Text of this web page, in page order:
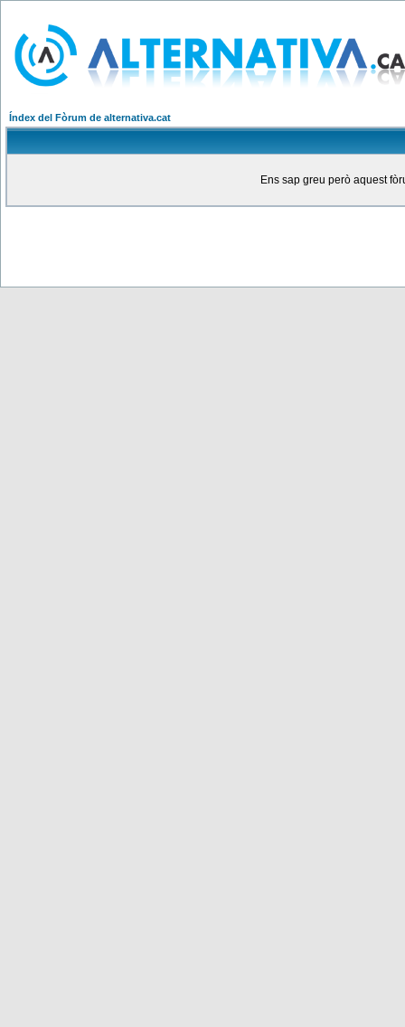
Índex del Fòrum de alternativa.cat
Ens sap greu però aquest